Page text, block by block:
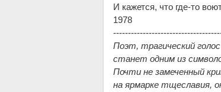
И кажется, что где-то
1978
Поэт, трагический
станет одним из
Почти не замеченный
на ярмарке тщеславия,